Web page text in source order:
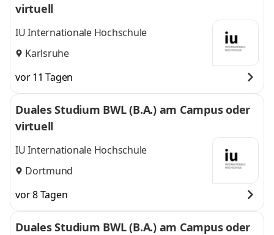
virtuell
IU Internationale Hochschule
Karlsruhe
vor 11 Tagen
Duales Studium BWL (B.A.) am Campus oder
virtuell
IU Internationale Hochschule
Dortmund
vor 8 Tagen
Duales Studium BWL (B.A.) am Campus oder